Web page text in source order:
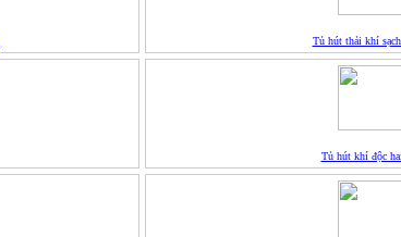
Tủ hút thải khí
Tủ hút khí độc